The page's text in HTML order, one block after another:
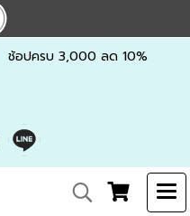
อปครบ 3,000 ลด 10%
มีขั้นต่ำ